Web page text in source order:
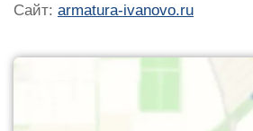
Сайт: armatura-ivanovo.ru